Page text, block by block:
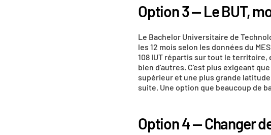
Option 3 — Le BUT,
Le Bachelor Universitaire de
les 12 mois selon les données du
108 IUT répartis sur tout le
bien d'autres. C'est plus exigeant
supérieur et une plus grande
suite. Une option que beaucoup de
Option 4 — Changer